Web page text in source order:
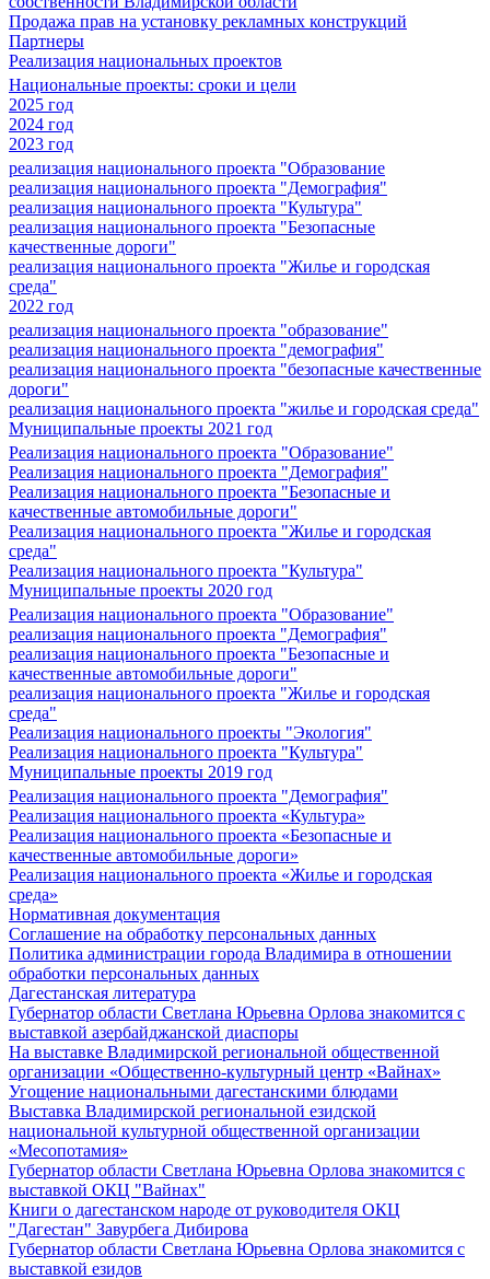
Продажа прав на установку рекламных конструкций
Партнеры
Реализация национальных проектов
Национальные проекты: сроки и цели
2025 год
2024 год
2023 год
реализация национального проекта "Образование
реализация национального проекта "Демография"
реализация национального проекта "Культура"
реализация национального проекта "Безопасные
качественные дороги"
реализация национального проекта "Жилье и городская
среда"
2022 год
реализация национального проекта "образование"
реализация национального проекта "демография"
реализация национального проекта "безопасные качественные
дороги"
реализация национального проекта "жилье и городская среда"
Муниципальные проекты 2021 год
Реализация национального проекта "Образование"
Реализация национального проекта "Демография"
Реализация национального проекта "Безопасные и
качественные автомобильные дороги"
Реализация национального проекта "Жилье и городская
среда"
Реализация национального проекта "Культура"
Муниципальные проекты 2020 год
Реализация национального проекта "Образование"
реализация национального проекта "Демография"
реализация национального проекта "Безопасные и
качественные автомобильные дороги"
реализация национального проекта "Жилье и городская
среда"
Реализация национального проекты "Экология"
Реализация национального проекта "Культура"
Муниципальные проекты 2019 год
Реализация национального проекта "Демография"
Реализация национального проекта «Культура»
Реализация национального проекта «Безопасные и
качественные автомобильные дороги»
Реализация национального проекта «Жилье и городская
среда»
Нормативная документация
Соглашение на обработку персональных данных
Политика администрации города Владимира в отношении
обработки персональных данных
Дагестанская литература
Губернатор области Светлана Юрьевна Орлова знакомится с
выставкой азербайджанской диаспоры
На выставке Владимирской региональной общественной
организации «Общественно-культурный центр «Вайнах»
Угощение национальными дагестанскими блюдами
Выставка Владимирской региональной езидской
национальной культурной общественной организации
«Месопотамия»
Губернатор области Светлана Юрьевна Орлова знакомится с
выставкой ОКЦ "Вайнах"
Книги о дагестанском народе от руководителя ОКЦ
"Дагестан" Завурбега Дибирова
Губернатор области Светлана Юрьевна Орлова знакомится с
выставкой езидов